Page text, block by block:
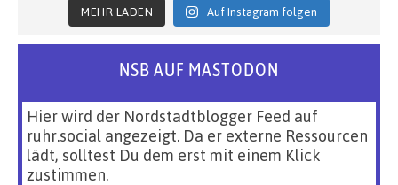
MEHR LADEN Auf Instagram folgen
NSB AUF MASTODON
Hier wird der Nordstadtblogger Feed auf
ruhr.social angezeigt. Da er externe Ressourcen
lädt, solltest Du dem erst mit einem Klick
zustimmen.